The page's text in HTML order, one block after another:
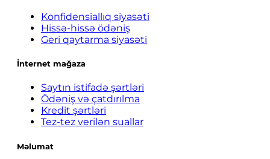
Konfidensiallıq siyasəti
Hissə-hissə ödəniş
Geri qaytarma siyasəti
İnternet mağaza
Saytın istifadə şərtləri
Ödəniş və çatdırılma
Kredit şərtləri
Tez-tez verilən suallar
Məlumat